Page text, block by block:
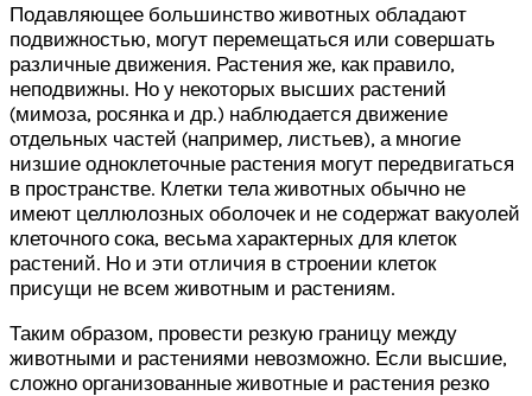
Подавляющее большинство животных обладают
подвижностью, могут перемещаться или совершать
различные движения. Растения же, как правило,
неподвижны. Но у некоторых высших растений
(мимоза, росянка и др.) наблюдается движение
отдельных частей (например, листьев), а многие
низшие одноклеточные растения могут передвигаться
в пространстве. Клетки тела животных обычно не
имеют целлюлозных оболочек и не содержат вакуолей
клеточного сока, весьма характерных для клеток
растений. Но и эти отличия в строении клеток
присущи не всем животным и растениям.
Таким образом, провести резкую границу между
животными и растениями невозможно. Если высшие,
сложно организованные животные и растения резко